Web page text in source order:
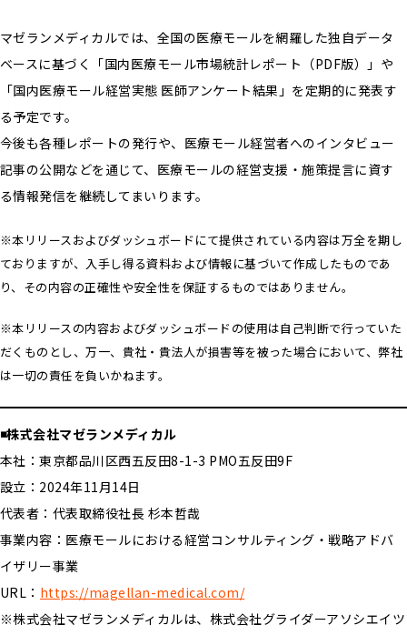
マゼランメディカルでは、全国の医療モールを網羅した独自データ
ベースに基づく「国内医療モール市場統計レポート（PDF版）」や
「国内医療モール経営実態 医師アンケート結果」を定期的に発表す
る予定です。
今後も各種レポートの発行や、医療モール経営者へのインタビュー
記事の公開などを通じて、医療モールの経営支援・施策提言に資す
る情報発信を継続してまいります。
※本リリースおよびダッシュボードにて提供されている内容は万全を期し
ておりますが、入手し得る資料および情報に基づいて作成したものであ
り、その内容の正確性や安全性を保証するものではありません。
※本リリースの内容およびダッシュボードの使用は自己判断で行っていた
だくものとし、万一、貴社・貴法人が損害等を被った場合において、弊社
は一切の責任を負いかねます。
◾️株式会社マゼランメディカル
本社：東京都品川区西五反田8-1-3 PMO五反田9F
設立：2024年11月14日
代表者：代表取締役社長 杉本哲哉
事業内容：医療モールにおける経営コンサルティング・戦略アドバ
イザリー事業
URL： https://magellan-medical.com/
※株式会社マゼランメディカルは、株式会社グライダーアソシエイツ